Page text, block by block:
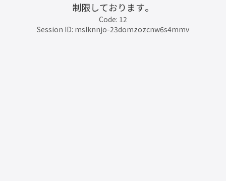
制限しております。
Code: 12
Session ID: mslknnjo-23domzozcnw6s4mmv